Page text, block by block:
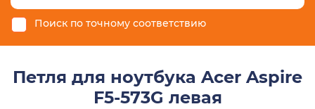
Поиск по точному соответствию
Петля для ноутбука Acer Aspire
F5-573G левая